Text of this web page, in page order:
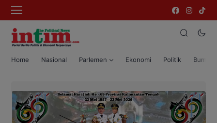
Home Nasional Parlemen Ekonomi Politik Bumi